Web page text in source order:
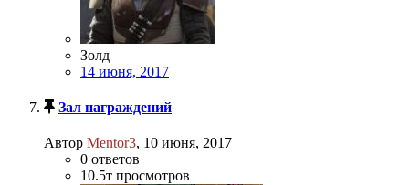
Золд
14 июня, 2017
Зал награждений
Автор Mentor3, 10 июня, 2017
0 ответов
10.5т просмотров